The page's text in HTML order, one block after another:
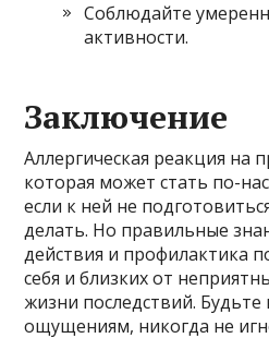
Соблюдайте
активности.
Заключение
Аллергическая реакция на
которая может стать по-
если к ней не
делать. Но правильные
действия и профилактика
себя и близких от
жизни последствий.
ощущениям, никогда не